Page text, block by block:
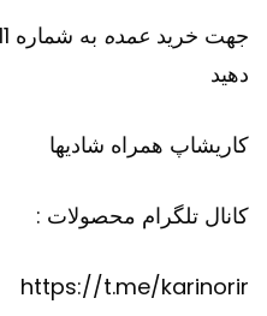
جهت خرید عمده
دهید
کاریشاپ همراه شادیها
کانال تلگرام محصولات :
https://t.me/karinorir